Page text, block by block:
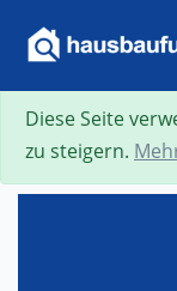
Suche
Diese Seite
zu steigern.